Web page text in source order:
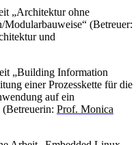
„Architektur ohne
(Betreuer:
und
„Building Information
einer Prozesskette für die
auf ein
Prof. Monica